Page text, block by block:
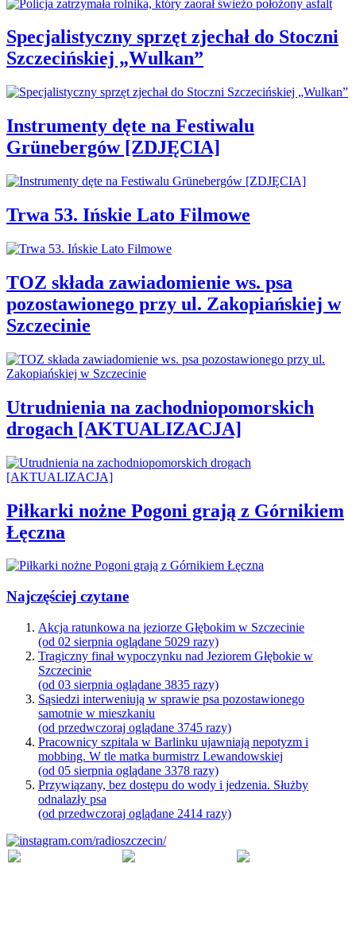
Specjalistyczny sprzęt zjechał do Stoczni
Szczecińskiej „Wulkan”
Instrumenty dęte na Festiwalu
Grünebergów [ZDJĘCIA]
Trwa 53. Ińskie Lato Filmowe
TOZ składa zawiadomienie ws. psa
pozostawionego przy ul. Zakopiańskiej w
Szczecinie
Utrudnienia na zachodniopomorskich
drogach [AKTUALIZACJA]
Piłkarki nożne Pogoni grają z Górnikiem
Łęczna
Najczęściej czytane
Akcja ratunkowa na jeziorze Głębokim w Szczecinie
(od 02 sierpnia oglądane 5029 razy)
Tragiczny finał wypoczynku nad Jeziorem Głębokie w
Szczecinie
(od 03 sierpnia oglądane 3835 razy)
Sąsiedzi interweniują w sprawie psa pozostawionego
samotnie w mieszkaniu
(od przedwczoraj oglądane 3745 razy)
Pracownicy szpitala w Barlinku ujawniają nepotyzm i
mobbing. W tle matka burmistrz Lewandowskiej
(od 05 sierpnia oglądane 3378 razy)
Przywiązany, bez dostępu do wody i jedzenia. Służby
odnalazły psa
(od przedwczoraj oglądane 2414 razy)